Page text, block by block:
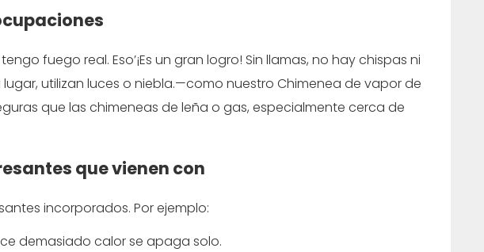
fuego real. Eso’¡Es un gran logro! Sin llamas, no hay chispas ni
utilizan luces o niebla.—como nuestro Chimenea de vapor de
que las chimeneas de leña o gas, especialmente cerca de
que vienen con
incorporados. Por ejemplo:
demasiado calor se apaga solo.